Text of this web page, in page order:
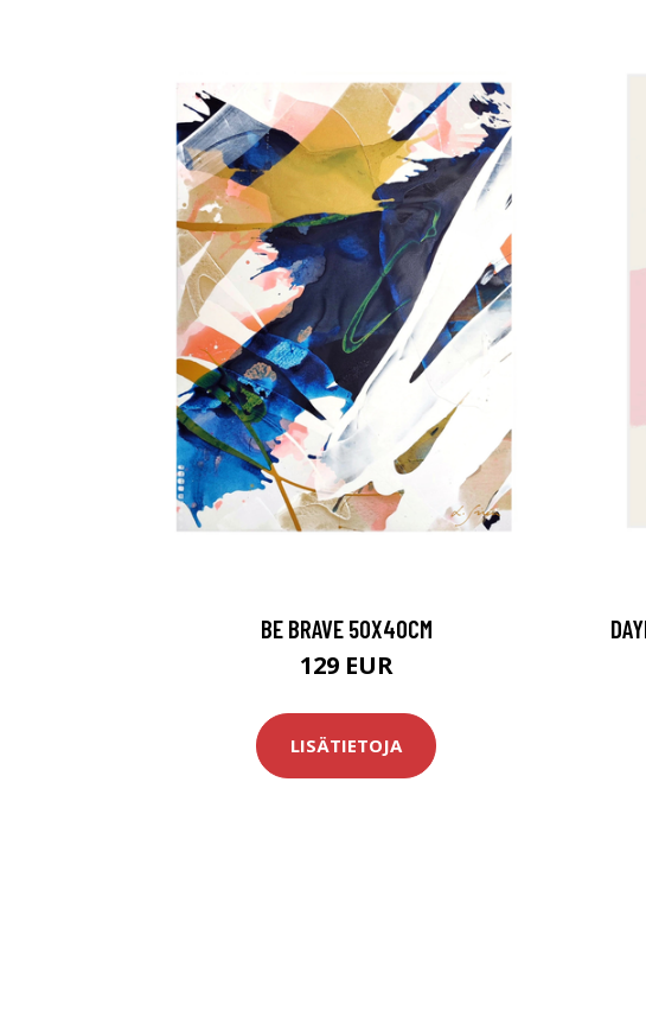
BE BRAVE 50X40CM
129 EUR
LISÄTIETOJA